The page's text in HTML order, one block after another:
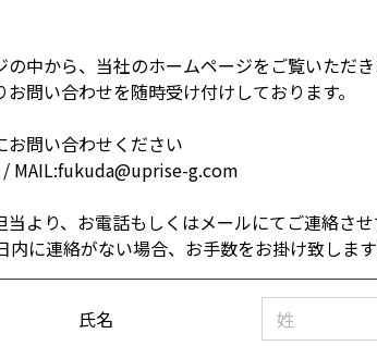
中から、当社のホームページをご覧いただき
問い合わせを随時受け付けしております。
お問い合わせください
MAIL:fukuda@uprise-g.com
より、お電話もしくはメールにてご連絡させ
内に連絡がない場合、お手数をお掛け致しま
氏名